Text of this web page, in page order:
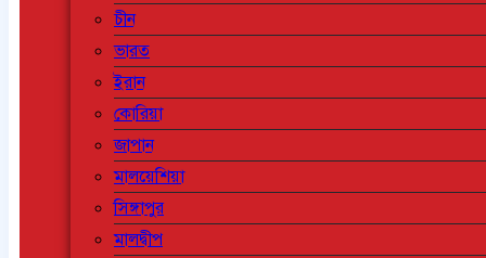
চীন
ভারত
ইরান
কোরিয়া
জাপান
মালয়েশিয়া
সিঙ্গাপুর
মালদ্বীপ